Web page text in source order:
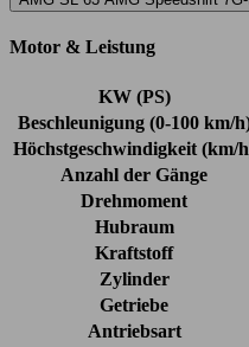
Motor & Leistung
KW (PS)
Beschleunigung (0-100 km/
Höchstgeschwindigkeit (km/
Anzahl der Gänge
Drehmoment
Hubraum
Kraftstoff
Zylinder
Getriebe
Antriebsart